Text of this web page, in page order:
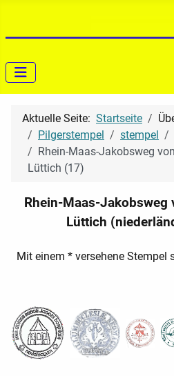
Aktuelle Seite: Startseite
Pilgerstempel
stempel
Rhein-Maas-Jakobsweg
Lüttich (17)
Rhein-Maas-Jakobsweg
Lüttich
Mit einem * versehene Stempel